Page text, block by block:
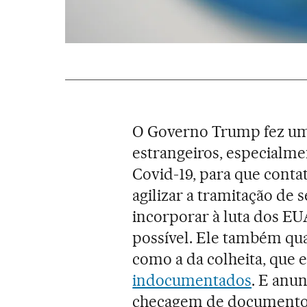
O Governo Trump fez
estrangeiros,
Covid-19, para que
agilizar a tramitação de
incorporar à luta dos
possível. Ele também
como a da colheita, que
indocumentados. E
checagem de